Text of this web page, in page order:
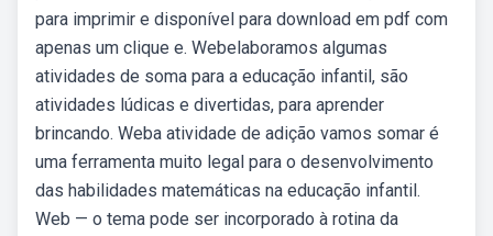
para imprimir e disponível para download em pdf com
apenas um clique e. Webelaboramos algumas
atividades de soma para a educação infantil, são
atividades lúdicas e divertidas, para aprender
brincando. Weba atividade de adição vamos somar é
uma ferramenta muito legal para o desenvolvimento
das habilidades matemáticas na educação infantil.
Web — o tema pode ser incorporado à rotina da